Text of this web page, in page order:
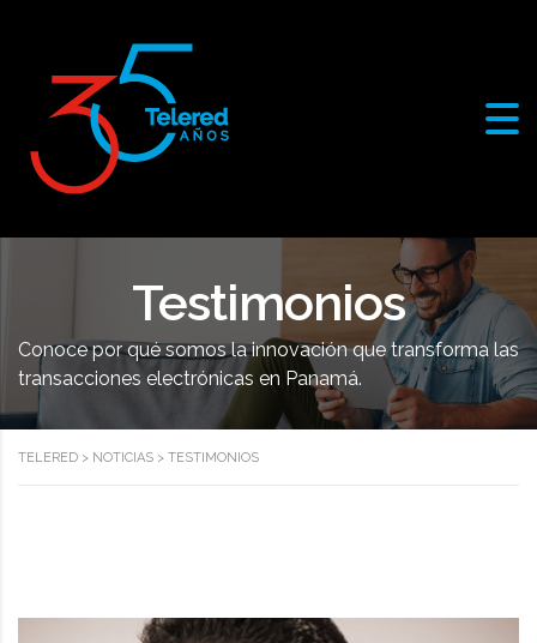
Testimonios
Conoce por qué somos la innovación que transforma las
transacciones electrónicas en Panamá.
TELERED > NOTICIAS > TESTIMONIOS